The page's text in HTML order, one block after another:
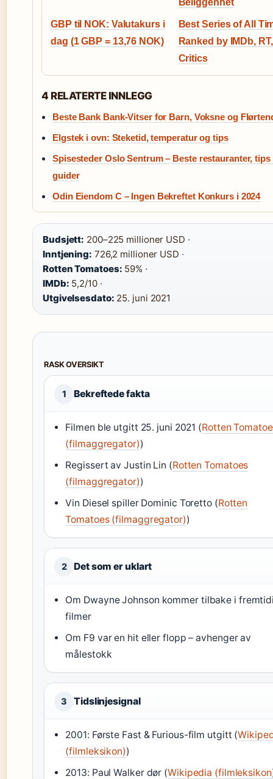
Beliggenhet
GBP til NOK: Valutakurs i
dag (1 GBP = 13,76 NOK)
Best Series of All
Ranked by IMDb, RT,
Critics
4 RELATERTE INNLEGG
Beste Bank Bank-Vitser for Barn, Voksne og
Elgstek i ovn: Steketid, temperatur og tips
Spisesteder Oslo Sentrum – Beste restauranter, tips
guider
Odin Eiendom C – Ingen Bekreftet Konkurs i 2024
Budsjett: 200–225 millioner USD ·
Inntjening: 726,2 millioner USD ·
Rotten Tomatoes: 59% ·
IMDb: 5,2/10 ·
Utgivelsesdato: 25. juni 2021
RASK OVERSIKT
1 Bekreftede fakta
Filmen ble utgitt 25. juni 2021 (Rotten
(filmaggregator))
Regissert av Justin Lin (Rotten Tomatoes
(filmaggregator))
Vin Diesel spiller Dominic Toretto (Rotten
Tomatoes (filmaggregator))
2 Det som er uklart
Om Dwayne Johnson kommer tilbake i
filmer
Om F9 var en hit eller flopp – avhenger av
målestokk
3 Tidslinjesignal
2001: Første Fast & Furious-film utgitt (
(filmleksikon))
2013: Paul Walker dør (Wikipedia